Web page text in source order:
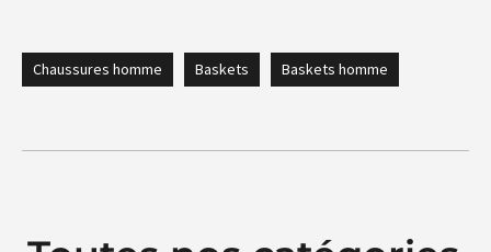
Chaussures homme Baskets Baskets homme